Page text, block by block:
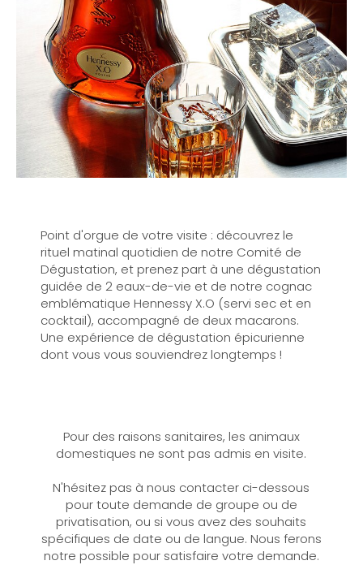
Point d'orgue de votre visite : découvrez le
rituel matinal quotidien de notre Comité de
Dégustation, et prenez part à une dégustation
guidée de 2 eaux-de-vie et de notre cognac
emblématique Hennessy X.O (servi sec et en
cocktail), accompagné de deux macarons.
Une expérience de dégustation épicurienne
dont vous vous souviendrez longtemps !
Pour des raisons sanitaires, les animaux
domestiques ne sont pas admis en visite.
N'hésitez pas à nous contacter ci-dessous
pour toute demande de groupe ou de
privatisation, ou si vous avez des souhaits
spécifiques de date ou de langue. Nous ferons
notre possible pour satisfaire votre demande.